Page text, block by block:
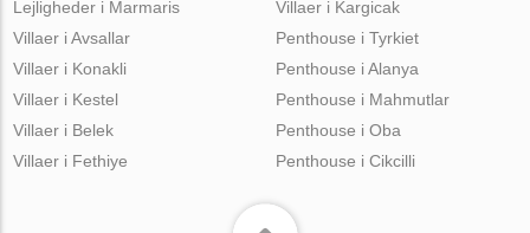
Lejligheder i Marmaris
Villaer i Kargicak
Villaer i Avsallar
Villaer i Konakli
Villaer i Kestel
Villaer i Belek
Villaer i Fethiye
Penthouse i Tyrkiet
Penthouse i Alanya
Penthouse i Mahmutlar
Penthouse i Oba
Penthouse i Cikcilli